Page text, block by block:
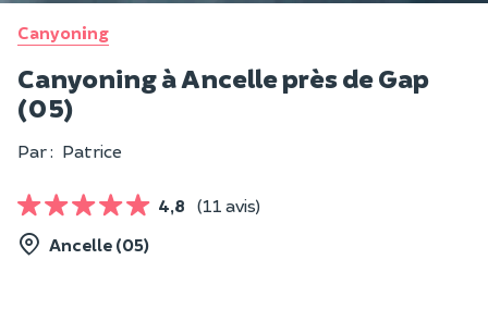
Canyoning
Canyoning à Ancelle près de Gap
(05)
Par : Patrice
4,8
(11 avis)
Ancelle (05)